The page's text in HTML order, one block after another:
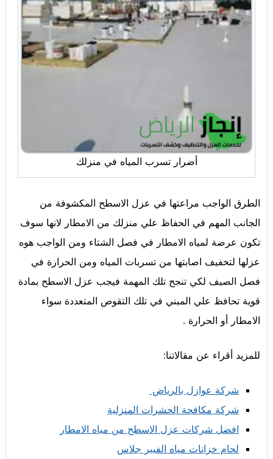
أضرار تسرب المياه في منزلك
الطرق الواجب مراعتها في عزل الاسطح المكشوفة من
الجانب المهم في الحفاظ علي منزلك من الامطار لانها سوف
تكون عرضة لمياه الامطار في فصل الشتاء ومن الواجب هوه
عزلها لتخفيف اصابتها من تسربات المياه ومن الحرارة في
فصل الصيف لكي تنجح تلك المهمة فيجب عزل الاسطح بمادة
قوية تحافظ علي المبني في تلك التقوص المتعددة سواء
الامطار أو الحرارة .
للمزيد أقراء عن مقالاتنا:
شركة عوازل بالرياض
شركة مكافحة الحشرات المنزلية
افضل شركات عزل الاسطح من مياه الامطار
لحام خزانات مياه الفيبر جلاس